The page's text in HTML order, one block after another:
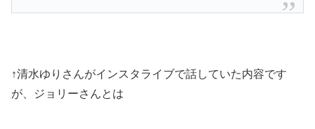
↑清水ゆりさんがインスタライブで話していた内容です
が、ジョリーさんとは